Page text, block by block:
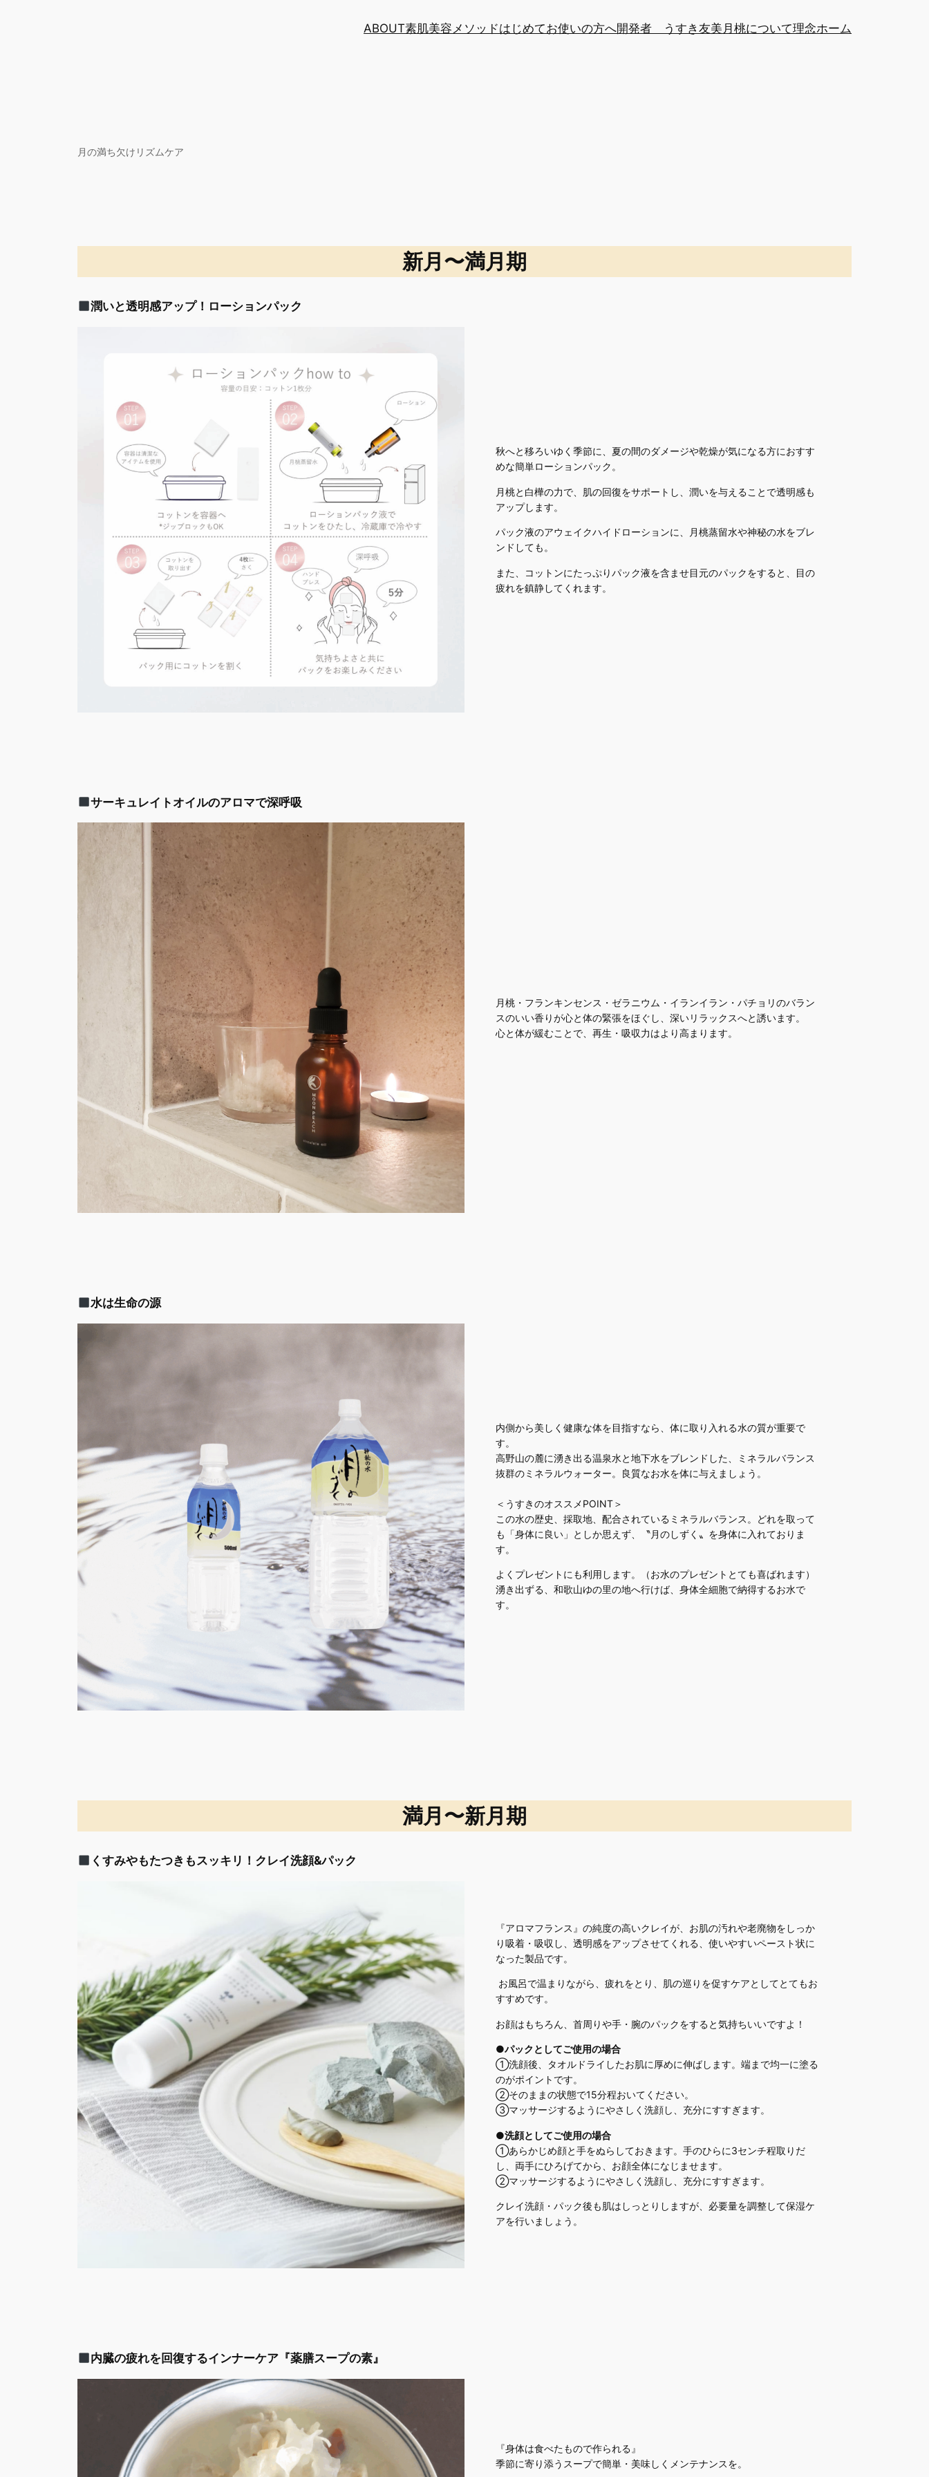
ABOUT素肌美容メソッドはじめてお使いの方へ開発者 うすき友美 月桃について理念ホーム
月の満ち欠けリズムケア
新月〜満月期
潤いと透明感アップ！ローションパック
秋へと移ろいゆく季節に、夏の間のダメージや乾燥が気になる方におすす
めな簡単ローションパック。
月桃と白樺の力で、肌の回復をサポートし、潤いを与えることで透明感も
アップします。
パック液のアウェイクハイドローションに、月桃蒸留水や神秘の水をブレ
ンドしても。
また、コットンにたっぷりパック液を含ませ目元のパックをすると、目の
疲れを鎮静してくれます。
サーキュレイトオイルのアロマで深呼吸
月桃・フランキンセンス・ゼラニウム・イランイラン・パチョリのバラン
スのいい香りが心と体の緊張をほぐし、深いリラックスへと誘います。
心と体が緩むことで、再生・吸収力はより高まります。
水は生命の源
内側から美しく健康な体を目指すなら、体に取り入れる水の質が重要で
す。
高野山の麓に湧き出る温泉水と地下水をブレンドした、ミネラルバランス
抜群のミネラルウォーター。良質なお水を体に与えましょう。
＜うすきのオススメPOINT＞
この水の歴史、採取地、配合されているミネラルバランス。どれを取って
も「身体に良い」としか思えず、〝月のしずく〟を身体に入れておりま
す。
よくプレゼントにも利用します。（お水のプレゼントとても喜ばれます）
湧き出ずる、和歌山ゆの里の地へ行けば、身体全細胞で納得するお水で
す。
満月〜新月期
くすみやもたつきもスッキリ！クレイ洗顔&パック
『アロマフランス』の純度の高いクレイが、お肌の汚れや老廃物をしっか
り吸着・吸収し、透明感をアップさせてくれる、使いやすいペースト状に
なった製品です。
お風呂で温まりながら、疲れをとり、肌の巡りを促すケアとしてとてもお
すすめです。
お顔はもちろん、首周りや手・腕のパックをすると気持ちいいですよ！
●パックとしてご使用の場合
①洗顔後、タオルドライしたお肌に厚めに伸ばします。端まで均一に塗る
のがポイントです。
②そのままの状態で15分程おいてください。
③マッサージするようにやさしく洗顔し、充分にすすぎます。
●洗顔としてご使用の場合
①あらかじめ顔と手をぬらしておきます。手のひらに3センチ程取りだ
し、両手にひろげてから、お顔全体になじませます。
②マッサージするようにやさしく洗顔し、充分にすすぎます。
クレイ洗顔・パック後も肌はしっとりしますが、必要量を調整して保湿ケ
アを行いましょう。
内臓の疲れを回復するインナーケア『薬膳スープの素』
『身体は食べたもので作られる』
季節に寄り添うスープで簡単・美味しくメンテナンスを。